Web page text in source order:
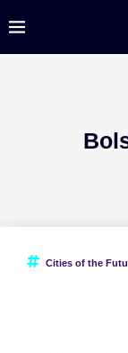
Cities of the